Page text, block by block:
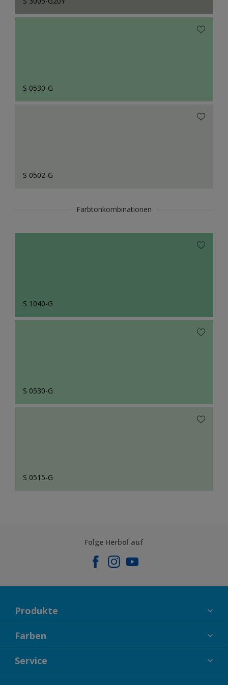
S 0530-G
S 0502-G
Farbtonkombinationen
S 1040-G
S 0530-G
S 0515-G
Folge Herbol auf
Produkte
FASSADENFARBEN
INNENFARBEN
LACKE
Farben
KOLLEKTIONEN
FARBTRENDS
Service